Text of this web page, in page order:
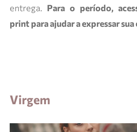
entrega. Para o período,
print para ajudar a expressar sua
Virgem